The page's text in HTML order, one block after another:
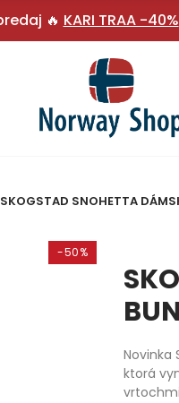
🔥 KARI TRAA -40%
SKOGSTAD SNOHETTA
-50%
Novinka
ktorá